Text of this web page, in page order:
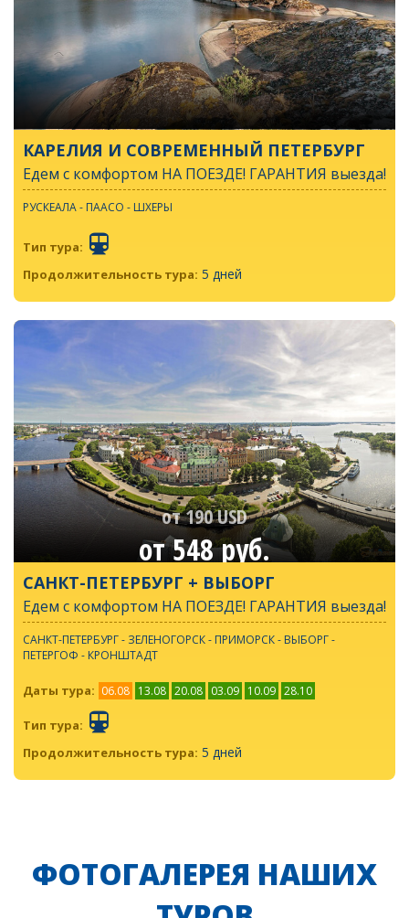
КАРЕЛИЯ И СОВРЕМЕННЫЙ ПЕТЕРБУРГ
Едем с комфортом НА ПОЕЗДЕ! ГАРАНТИЯ выезда!
РУСКЕАЛА - ПААСО - ШХЕРЫ
Тип тура:
Продолжительность тура: 5 дней
от 190 USD
от 548 руб.
САНКТ-ПЕТЕРБУРГ + ВЫБОРГ
Едем с комфортом НА ПОЕЗДЕ! ГАРАНТИЯ выезда!
САНКТ-ПЕТЕРБУРГ - ЗЕЛЕНОГОРСК - ПРИМОРСК - ВЫБОРГ -
ПЕТЕРГОФ - КРОНШТАДТ
Даты тура: 06.08 13.08 20.08 03.09 10.09 28.10
Тип тура:
Продолжительность тура: 5 дней
ФОТОГАЛЕРЕЯ НАШИХ